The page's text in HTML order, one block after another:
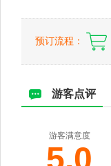
预订流程：
游客点评
游客满意度